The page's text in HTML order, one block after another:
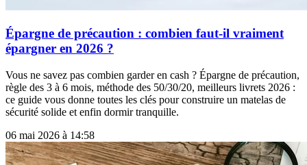
Épargne de précaution : combien faut-il vraiment
épargner en 2026 ?
Vous ne savez pas combien garder en cash ? Épargne de précaution,
règle des 3 à 6 mois, méthode des 50/30/20, meilleurs livrets 2026 :
ce guide vous donne toutes les clés pour construire un matelas de
sécurité solide et enfin dormir tranquille.
06 mai 2026 à 14:58